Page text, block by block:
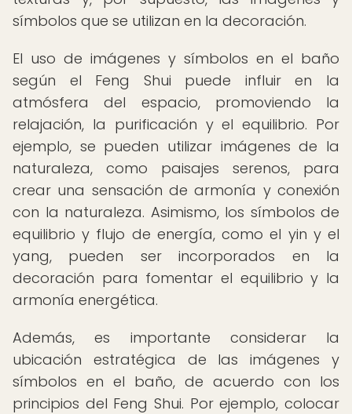
símbolos que se utilizan en la decoración.
El uso de imágenes y símbolos en el baño
según el Feng Shui puede influir en la
atmósfera del espacio, promoviendo la
relajación, la purificación y el equilibrio. Por
ejemplo, se pueden utilizar imágenes de la
naturaleza, como paisajes serenos, para
crear una sensación de armonía y conexión
con la naturaleza. Asimismo, los símbolos de
equilibrio y flujo de energía, como el yin y el
yang, pueden ser incorporados en la
decoración para fomentar el equilibrio y la
armonía energética.
Además, es importante considerar la
ubicación estratégica de las imágenes y
símbolos en el baño, de acuerdo con los
principios del Feng Shui. Por ejemplo, colocar